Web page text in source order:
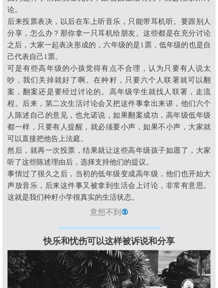
论。
后来投票表决，以后在车上听音乐，只能带耳机听。要跟别人
分享，怎么办？那你拿一只耳机给朋友。这些都是在充分讨论
之后，大家一起表决形成的，六年级的是1票，低年级的也是自
己代表自己1票。
可是有些高年级的小孩觉得有点不合理，认为只要有人说太
吵，我们关掉就好了啊。在种籽，只要六个人联署就可以翻
案，翻案还是要经过讨论的。高年级学生就找人联署，走流
程。后来，第二次生活讨论会又把这件事拿出来讲，他们六个
人陈述自己的意见，也允诺说，如果翻案成功，高年级低年级
都一样，只要有人提醒，就必须要小声，如果不小声，大家就
可以直接把他告上法庭。
然后，就再一次投票，结果就让这些高年级孩子如愿了，大家
听了这些陈述理由后，选择支持他们的提议。
事情过了很久之后，当初的低年级变成高年级，他们也开始大
声放音乐，后来这件事又被拿到生活会上讨论，非常有意思。
这就是我们种籽小学很真实的生活状态。
意想不到 ⑤
快乐和忧伤可以这样被诉说和分享